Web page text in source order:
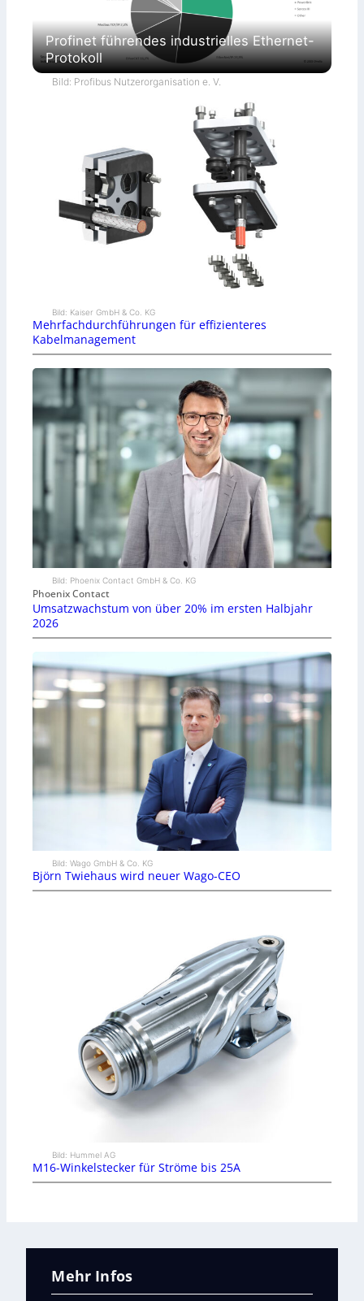
Profinet führendes industrielles Ethernet-
Protokoll
Bild: Profibus Nutzerorganisation e. V.
Bild: Kaiser GmbH & Co. KG
Mehrfachdurchführungen für effizienteres
Kabelmanagement
Bild: Phoenix Contact GmbH & Co. KG
Phoenix Contact
Umsatzwachstum von über 20% im ersten Halbjahr
2026
Bild: Wago GmbH & Co. KG
Björn Twiehaus wird neuer Wago-CEO
Bild: Hummel AG
M16-Winkelstecker für Ströme bis 25A
Mehr Infos